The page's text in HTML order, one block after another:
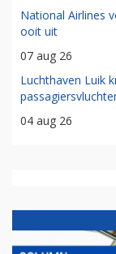
National Airlines
ooit uit
07 aug 26
Luchthaven Luik
04 aug 26